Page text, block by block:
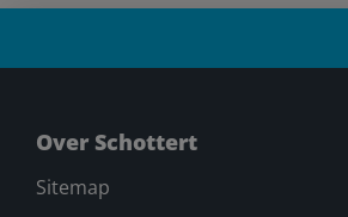
Over Schottert
Sitemap